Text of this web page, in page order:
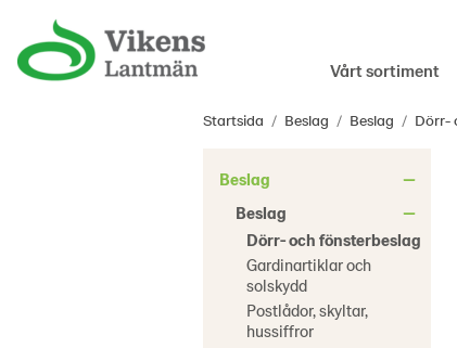
Vårt sortiment
Startsida / Beslag / Beslag / Dörr-
Beslag
Beslag
Dörr- och fönsterbeslag
Gardinartiklar och
solskydd
Postlådor, skyltar,
hussiffror